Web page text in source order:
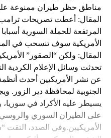
مناطق حظر طيران ممنوعة
المقال: أعطت تصريحات ترامب
المرتفعة للحملة السورية
الأمريكية سوف تنسحب في
المقال: ولكن “الصقور”
تحدثت وسائل الإعلام الكردية
عن نشر الأمريكيين أحدث أنظمة
الجنوبية لمحافظة دير الزور.
يسيطر عليه الأكراد في
على الطيران السوري
الأمريكيين.وفي الصدد، التقت